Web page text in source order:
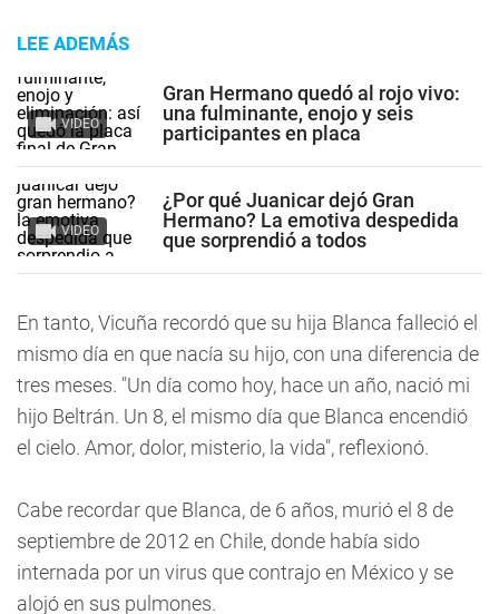
LEE ADEMÁS
VIDEO
Gran Hermano quedó al rojo vivo:
una fulminante, enojo y seis
participantes en placa
VIDEO
¿Por qué Juanicar dejó Gran
Hermano? La emotiva despedida
que sorprendió a todos
En tanto, Vicuña recordó que su hija Blanca falleció el
mismo día en que nacía su hijo, con una diferencia de
tres meses. "Un día como hoy, hace un año, nació mi
hijo Beltrán. Un 8, el mismo día que Blanca encendió
el cielo. Amor, dolor, misterio, la vida", reflexionó.
Cabe recordar que Blanca, de 6 años, murió el 8 de
septiembre de 2012 en Chile, donde había sido
internada por un virus que contrajo en México y se
alojó en sus pulmones.